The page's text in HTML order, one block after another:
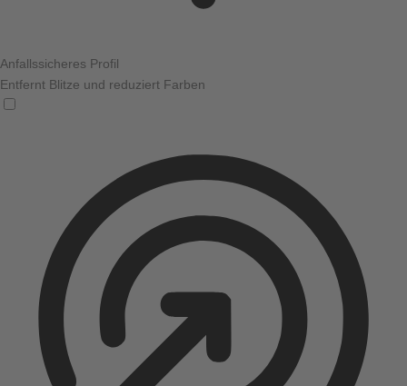
Anfallssicheres Profil
Entfernt Blitze und reduziert Farben